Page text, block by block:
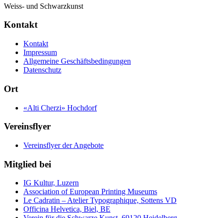
Weiss- und Schwarzkunst
Kontakt
Kontakt
Impressum
Allgemeine Geschäftsbedingungen
Datenschutz
Ort
«Alti Cherzi» Hochdorf
Vereinsflyer
Vereinsflyer der Angebote
Mitglied bei
IG Kultur, Luzern
Association of European Printing Museums
Le Cadratin – Atelier Typographique, Sottens VD
Officina Helvetica, Biel, BE